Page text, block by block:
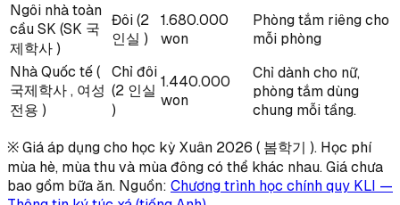
Ngôi nhà toàn
cầu SK (SK 국
제학사 )
Đôi (2
인실 )
1.680.000
won
Phòng tắm riêng cho
mỗi phòng
Nhà Quốc tế (
국제학사 , 여성
전용 )
Chỉ đôi
(2 인실
)
1.440.000
won
Chỉ dành cho nữ,
phòng tắm dùng
chung mỗi tầng.
※ Giá áp dụng cho học kỳ Xuân 2026 ( 봄학기 ). Học phí
mùa hè, mùa thu và mùa đông có thể khác nhau. Giá chưa
bao gồm bữa ăn. Nguồn: Chương trình học chính quy KLI —